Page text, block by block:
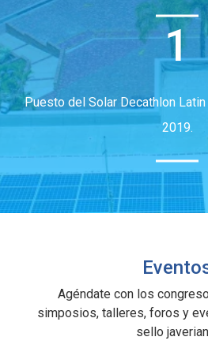
1
Puesto del Solar Decathlon
2019.
Agéndate con los
simposios, talleres, foros y
sello